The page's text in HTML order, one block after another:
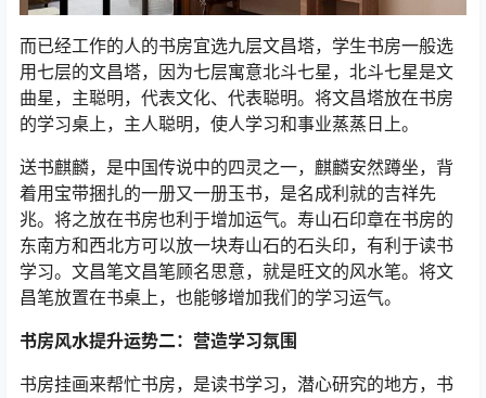
而已经工作的人的书房宜选九层文昌塔，学生书房一般选
用七层的文昌塔，因为七层寓意北斗七星，北斗七星是文
曲星，主聪明，代表文化、代表聪明。将文昌塔放在书房
的学习桌上，主人聪明，使人学习和事业蒸蒸日上。
送书麒麟，是中国传说中的四灵之一，麒麟安然蹲坐，背
着用宝带捆扎的一册又一册玉书，是名成利就的吉祥先
兆。将之放在书房也利于增加运气。寿山石印章在书房的
东南方和西北方可以放一块寿山石的石头印，有利于读书
学习。文昌笔文昌笔顾名思意，就是旺文的风水笔。将文
昌笔放置在书桌上，也能够增加我们的学习运气。
书房风水提升运势二：营造学习氛围
书房挂画来帮忙书房，是读书学习，潜心研究的地方，书